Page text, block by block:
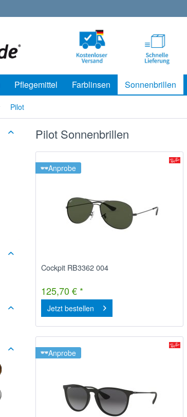
Pflegemittel Farblinsen Sonnenbrillen
Pilot
Pilot Sonnenbrillen
Anprobe
Cockpit RB3362 004
125,70 € *
Jetzt bestellen
Anprobe